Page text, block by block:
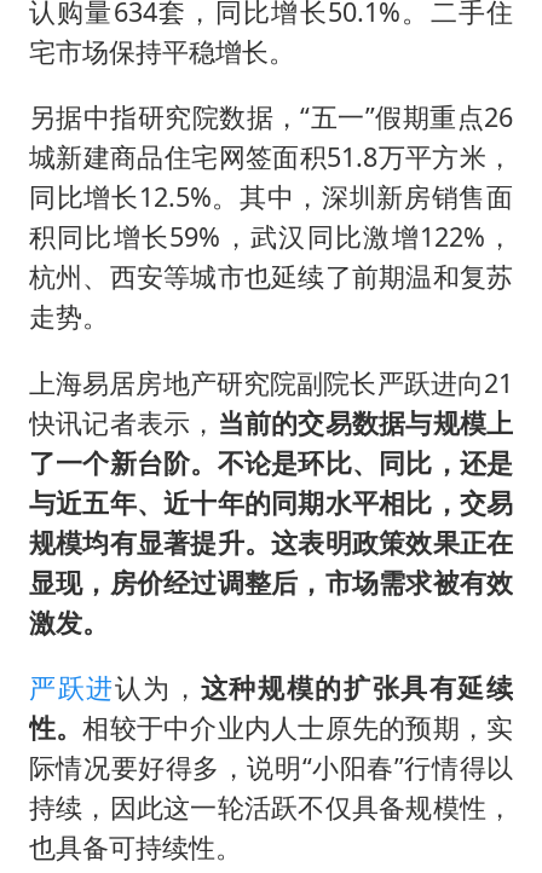
认购量634套，同比增长50.1%。二手住
宅市场保持平稳增长。
另据中指研究院数据，“五一”假期重点26
城新建商品住宅网签面积51.8万平方米，
同比增长12.5%。其中，深圳新房销售面
积同比增长59%，武汉同比激增122%，
杭州、西安等城市也延续了前期温和复苏
走势。
上海易居房地产研究院副院长严跃进向21
快讯记者表示， 当前的交易数据与规模上
了一个新台阶。不论是环比、同比，还是
与近五年、近十年的同期水平相比，交易
规模均有显著提升。这表明政策效果正在
显现，房价经过调整后，市场需求被有效
激发。
严跃进认为， 这种规模的扩张具有延续
性。相较于中介业内人士原先的预期，实
际情况要好得多，说明“小阳春”行情得以
持续，因此这一轮活跃不仅具备规模性，
也具备可持续性。